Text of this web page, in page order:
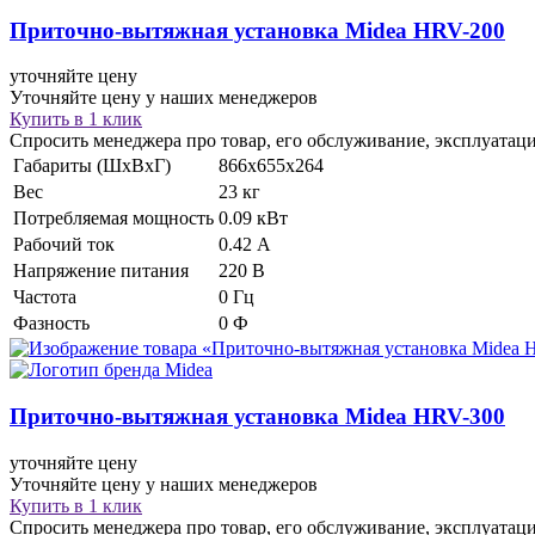
Приточно-вытяжная установка Midea HRV-200
уточняйте цену
Уточняйте цену у наших менеджеров
Купить в 1 клик
Спросить менеджера про товар, его обслуживание,
Габариты (ШхВхГ)
866х655х264
Вес
23 кг
Потребляемая мощность 0.09 кВт
Рабочий ток
0.42 А
Напряжение питания
220 В
Частота
0 Гц
Фазность
0 Ф
Приточно-вытяжная установка Midea HRV-300
уточняйте цену
Уточняйте цену у наших менеджеров
Купить в 1 клик
Спросить менеджера про товар, его обслуживание,